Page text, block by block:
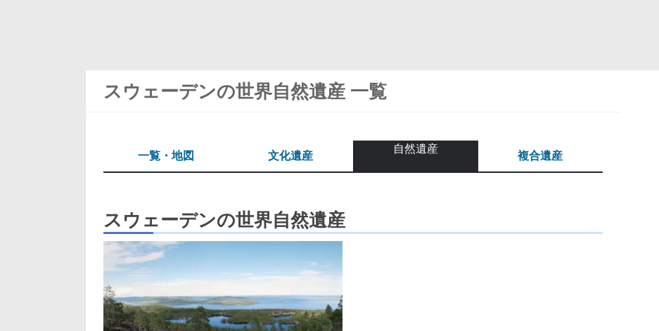
スウェーデンの世界自然遺産 一覧
一覧・地図 文化遺産
自然遺産
複合遺産
スウェーデンの世界自然遺産